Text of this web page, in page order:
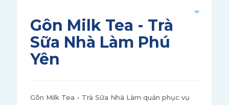
Gôn Milk Tea - Trà
Sữa Nhà Làm Phú
Yên
Gôn Milk Tea - Trà Sữa Nhà Làm quán phục vụ